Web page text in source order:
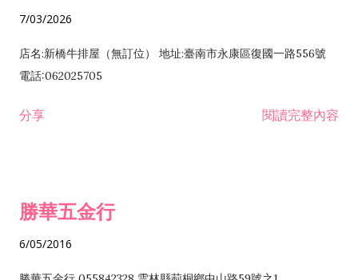
7/03/2026
店名:新橋牛排屋（無訂位） 地址:臺南市永康區復國一路556號
電話:062025705
分享 閱讀完整內容
勝華五金行
6/05/2016